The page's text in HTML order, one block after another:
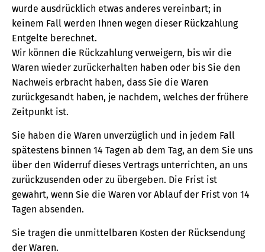
wurde ausdrücklich etwas anderes vereinbart; in
keinem Fall werden Ihnen wegen dieser Rückzahlung
Entgelte berechnet.
Wir können die Rückzahlung verweigern, bis wir die
Waren wieder zurückerhalten haben oder bis Sie den
Nachweis erbracht haben, dass Sie die Waren
zurückgesandt haben, je nachdem, welches der frühere
Zeitpunkt ist.
Sie haben die Waren unverzüglich und in jedem Fall
spätestens binnen 14 Tagen ab dem Tag, an dem Sie uns
über den Widerruf dieses Vertrags unterrichten, an uns
zurückzusenden oder zu übergeben. Die Frist ist
gewahrt, wenn Sie die Waren vor Ablauf der Frist von 14
Tagen absenden.
Sie tragen die unmittelbaren Kosten der Rücksendung
der Waren.